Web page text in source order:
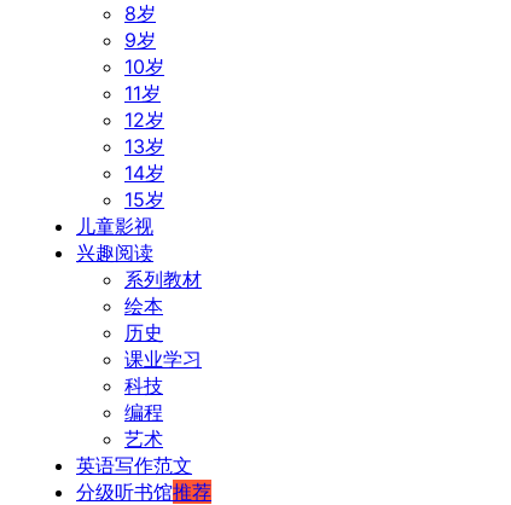
8岁
9岁
10岁
11岁
12岁
13岁
14岁
15岁
儿童影视
兴趣阅读
系列教材
绘本
历史
课业学习
科技
编程
艺术
英语写作范文
分级听书馆推荐